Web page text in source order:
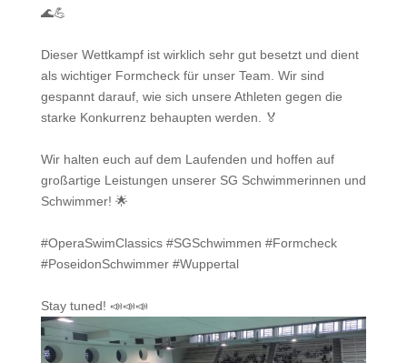
🌊💪
Dieser Wettkampf ist wirklich sehr gut besetzt und dient
als wichtiger Formcheck für unser Team. Wir sind
gespannt darauf, wie sich unsere Athleten gegen die
starke Konkurrenz behaupten werden. 🏅
Wir halten euch auf dem Laufenden und hoffen auf
großartige Leistungen unserer SG Schwimmerinnen und
Schwimmer! 🌟
#OperaSwimClassics #SGSchwimmen #Formcheck
#PoseidonSchwimmer #Wuppertal
Stay tuned! 📣📣📣